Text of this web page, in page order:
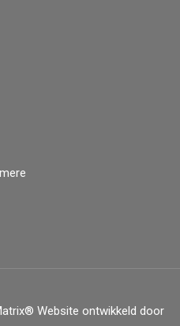
Website ontwikkeld door